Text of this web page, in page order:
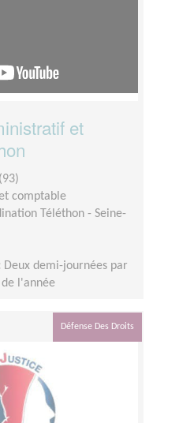
et
comptable
Téléthon - Seine-
Deux demi-journées par
l'année
Défense Des Droits